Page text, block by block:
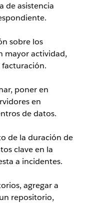
de asistencia
sobre los
mayor actividad,
poner en
en
de datos.
de la duración de
clave en la
a incidentes.
agregar a
repositorio,